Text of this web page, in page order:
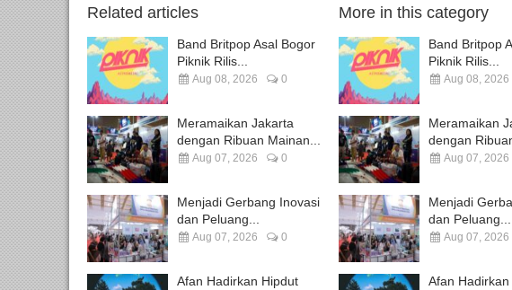
Related articles
Band Britpop Asal Bogor
Piknik Rilis...
Aug 08, 2026 0
Meramaikan Jakarta
dengan Ribuan Mainan...
Aug 07, 2026 0
Menjadi Gerbang Inovasi
dan Peluang...
Aug 07, 2026 0
Afan Hadirkan Hipdut
More in this category
Band Britpop
Piknik Rilis...
Aug 08, 2026
Meramaikan
dengan
Aug 07, 2026
Menjadi
dan Peluang...
Aug 07, 2026
Afan